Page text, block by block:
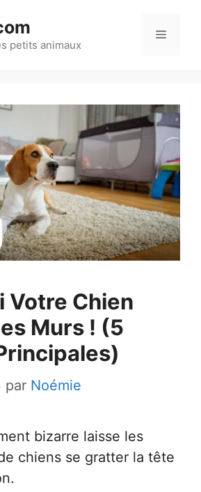
petits animaux
Menu
Votre Chien
Murs ! (5
par Noémie
bizarre laisse les
chiens se gratter la tête